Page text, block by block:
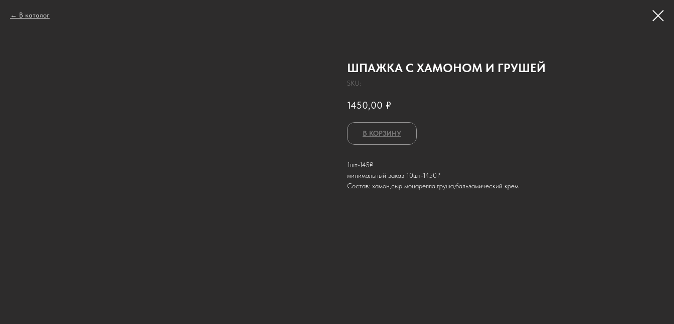
В каталог
ШПАЖКА С ХАМОНОМ И ГРУШЕЙ
SKU:
1450,00 ₽
В КОРЗИНУ
1шт-145₽
минимальный заказ 10шт-1450₽
Состав: хамон,сыр моцарелла,груша,бальзамический крем